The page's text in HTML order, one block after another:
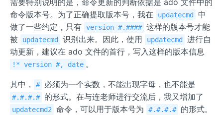
需要特别说明的是，命令更新的判断依据是 ado 文件中的
命令版本号。为了正确提取版本号，我在
updatecmd
中
做了一些约定，只有 version #.#### 这样的版本号才能
被
updatecmd 识别出来。因此，使用 updatecmd
进行自
动更新，建议在 ado 文件的首行，写入这样的版本信息
!* version #, date 。
其中， # 必须为一个实数，不能出现字母，也不能是
#.#.#.# 的形式。在与连老师进行交流后，我又增加了
updatecmd2 命令，可以用于版本号为 #.#.#.#
的形式。